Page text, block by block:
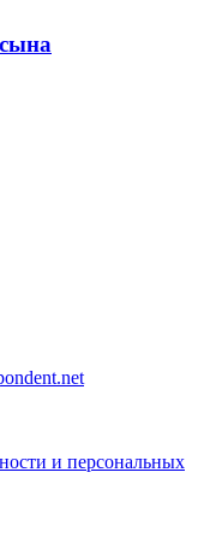
и персональных